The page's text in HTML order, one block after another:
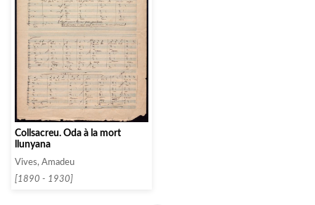
Collsacreu. Oda à la mort
llunyana
Vives, Amadeu
[1890 - 1930]